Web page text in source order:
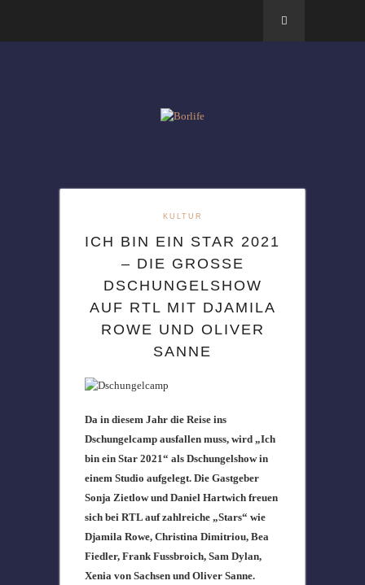
KULTUR
ICH BIN EIN STAR 2021
– DIE GROSSE D
SCHUNGELSHOW A
UF RTL MIT DJAMILA R
OWE UND OLIVER S
ANNE
Da in diesem Jahr die Reise ins
Dschungelcamp ausfallen muss, wird „Ich
bin ein Star 2021“ als Dschungelshow in
einem Studio aufgelegt. Die Gastgeber
Sonja Zietlow und Daniel Hartwich freuen
sich bei RTL auf zahlreiche „Stars“ wie
Djamila Rowe, Christina Dimitriou, Bea
Fiedler, Frank Fussbroich, Sam Dylan,
Xenia von Sachsen und Oliver Sanne.